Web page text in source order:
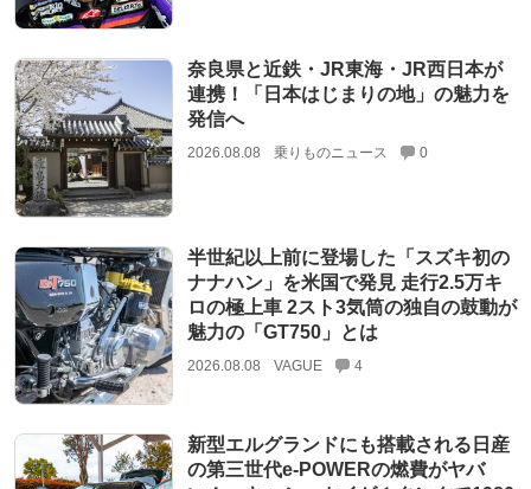
奈良県と近鉄・JR東海・JR西日本が
連携！「日本はじまりの地」の魅力を
発信へ
2026.08.08 乗りものニュース 0
半世紀以上前に登場した「スズキ初の
ナナハン」を米国で発見 走行2.5万キ
ロの極上車 2スト3気筒の独自の鼓動が
魅力の「GT750」とは
2026.08.08 VAGUE 4
新型エルグランドにも搭載される日産
の第三世代e-POWERの燃費がヤバ